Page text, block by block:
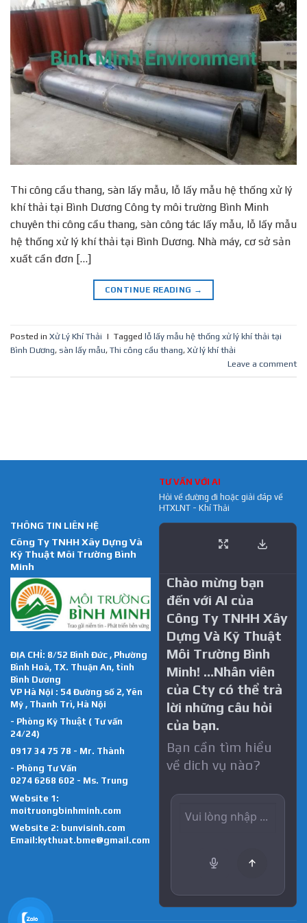
Thi công cầu thang, sàn lấy mẫu, lỗ lấy mẫu hệ thống xử lý
khí thải tại Bình Dương Công ty môi trường Bình Minh
chuyên thi công cầu thang, sàn công tác lấy mẫu, lỗ lấy mẫu
hệ thống xử lý khí thải tại Bình Dương. Nhà máy, cơ sở sản
xuất cần đơn […]
CONTINUE READING →
Posted in Xử Lý Khí Thải | Tagged lỗ lấy mẫu hệ thống xử lý khí thải tại
Bình Dương, sàn lấy mẫu, Thi công cầu thang, Xử lý khí thải
Leave a comment
THÔNG TIN LIÊN HỆ
Công Ty TNHH Xây Dựng Và
Kỹ Thuật Môi Trường Bình
Minh
ĐỊA CHỈ: 8/52 Bình Đức , Phường
Bình Hoà, TX. Thuận An, tỉnh
Bình Dương
VP Hà Nội : 54 Đường số 2, Yên
Mỹ , Thanh Trì, Hà Nội
- Phòng Kỹ Thuật ( Tư vấn
24/24)
0917 34 75 78 - Mr. Thành
- Phòng Tư Vấn
0274 6268 602 - Ms. Trung
Website 1:
moitruongbinhminh.com
Website 2: bunvisinh.com
Email:kythuat.bme@gmail.com
TƯ VẤN VỚI AI
Hỏi về đường đi hoặc giải đáp về
HTXLNT - Khí Thải
Chào mừng bạn
đến với AI của
Công Ty TNHH Xây
Dựng Và Kỹ Thuật
Môi Trường Bình
Minh! …Nhân viên
của Cty có thể trả
lời những câu hỏi
của bạn.
Bạn cần tìm hiểu
về dich vụ nào?